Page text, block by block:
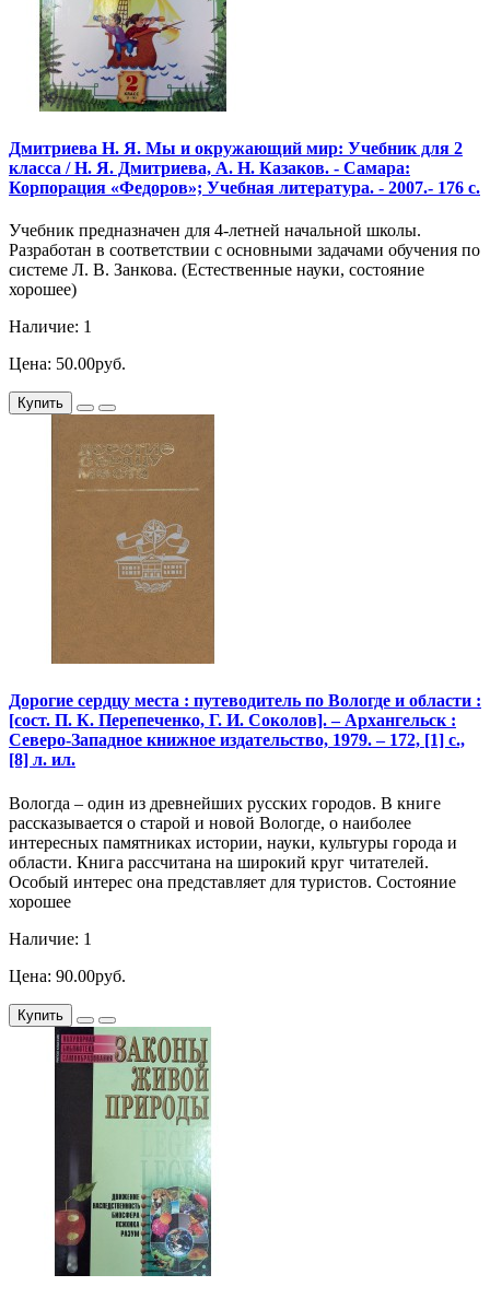
Дмитриева Н. Я. Мы и окружающий мир: Учебник для 2
класса / Н. Я. Дмитриева, А. Н. Казаков. - Самара:
Корпорация «Федоров»; Учебная литература. - 2007.- 176 с.
Учебник предназначен для 4-летней начальной школы.
Разработан в соответствии с основными задачами обучения по
системе Л. В. Занкова. (Естественные науки, состояние
хорошее)
Наличие: 1
Цена: 50.00руб.
Купить
Дорогие сердцу места : путеводитель по Вологде и области :
[сост. П. К. Перепеченко, Г. И. Соколов]. – Архангельск :
Северо-Западное книжное издательство, 1979. – 172, [1] с.,
[8] л. ил.
Вологда – один из древнейших русских городов. В книге
рассказывается о старой и новой Вологде, о наиболее
интересных памятниках истории, науки, культуры города и
области. Книга рассчитана на широкий круг читателей.
Особый интерес она представляет для туристов. Состояние
хорошее
Наличие: 1
Цена: 90.00руб.
Купить